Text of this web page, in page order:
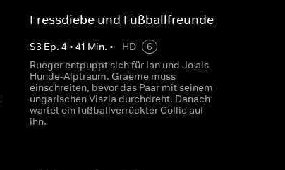
Fressdiebe und Fußballfreunde
S3 Ep. 4 • 41 Min. • HD
6
Rueger entpuppt sich für Ian und Jo als
Hunde-Alptraum. Graeme muss
einschreiten, bevor das Paar mit seinem
ungarischen Viszla durchdreht. Danach
wartet ein fußballverrückter Collie auf
ihn.